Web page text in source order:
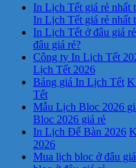
In Lịch Tết giá rẻ nhất
In Lịch Tết giá rẻ nhất
In Lịch Tết ở đâu giá
đâu giá rẻ?
Công ty In Lịch Tết
Lịch Tết 2026
Bảng giá In Lịch Tết
Tết
Mẫu Lịch Bloc 2026
Bloc 2026 giá rẻ
In Lịch Để Bàn 2026
2026
Mua lịch bloc ở đâu